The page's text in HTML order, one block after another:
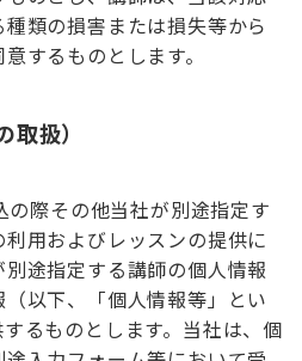
類の損害または損失等から
するものとします。
扱）
際その他当社が別途指定す
用およびレッスンの提供に
途指定する講師の個人情報
以下、「個人情報等」とい
るものとします。当社は、個